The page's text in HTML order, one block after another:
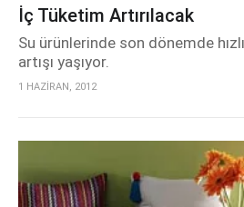
İç Tüketim Artırılacak
Su ürünlerinde son dönemde
artışı yaşıyor.
1 HAZİRAN, 2012